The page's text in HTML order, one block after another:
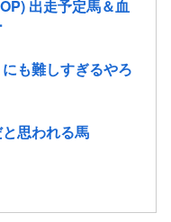
出走予定馬＆血
にも難しすぎるやろ
と思われる馬